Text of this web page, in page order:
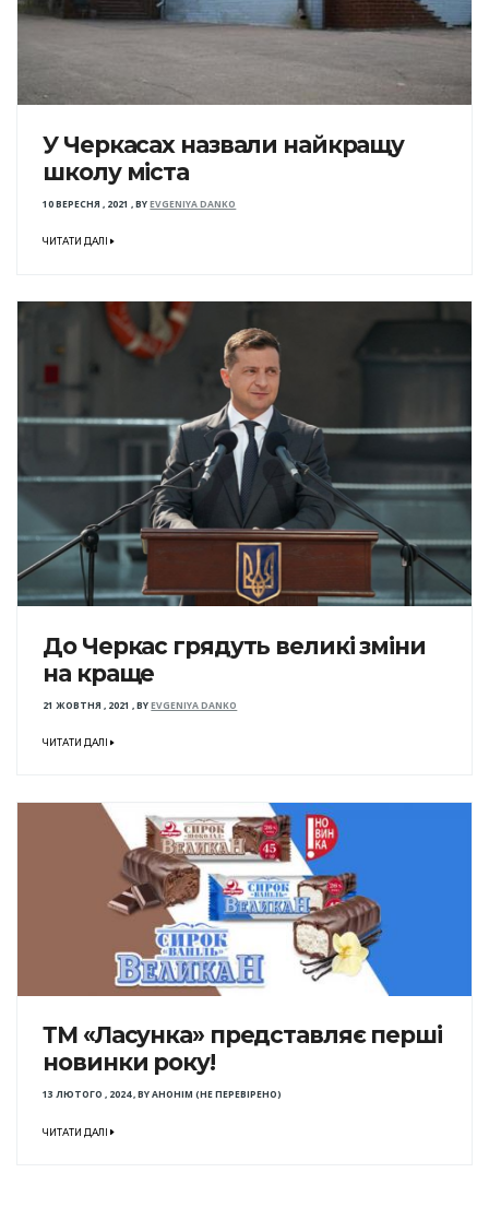
У Черкасах назвали найкращу
школу міста
10 ВЕРЕСНЯ , 2021 ,BYEVGENIYA DANKO
ЧИТАТИ ДАЛІ
До Черкас грядуть великі зміни
на краще
21 ЖОВТНЯ , 2021 ,BYEVGENIYA DANKO
ЧИТАТИ ДАЛІ
ТМ «Ласунка» представляє перші
новинки року!
13 ЛЮТОГО , 2024,BYАНОНІМ (НЕ ПЕРЕВІРЕНО)
ЧИТАТИ ДАЛІ